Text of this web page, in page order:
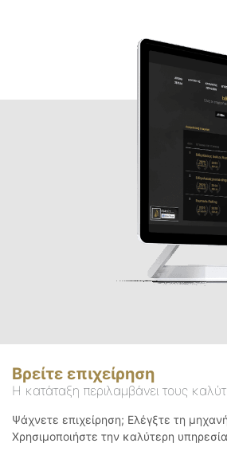
Βρείτε επιχείρηση
Η κατάταξη περιλαμβάνει τους
Ψάχνετε επιχείρηση; Ελέγξτε τη
Χρησιμοποιήστε την καλύτερη υπηρεσία